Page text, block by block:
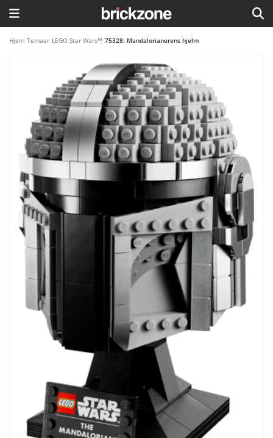
HJEM
LEGO FAVORITTER
Hjem Temaer LEGO Star Wars™ 75328: Mandalorianerens hjelm